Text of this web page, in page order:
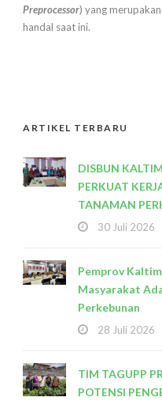
Preprocessor) yang
handal saat ini.
ARTIKEL TERBARU
DISBUN
PERKUAT
TANAMAN
30 Juli 2026
Pemprov
Masyarakat
Perkebunan
28 Juli 2026
TIM TAGUPP
POTENSI